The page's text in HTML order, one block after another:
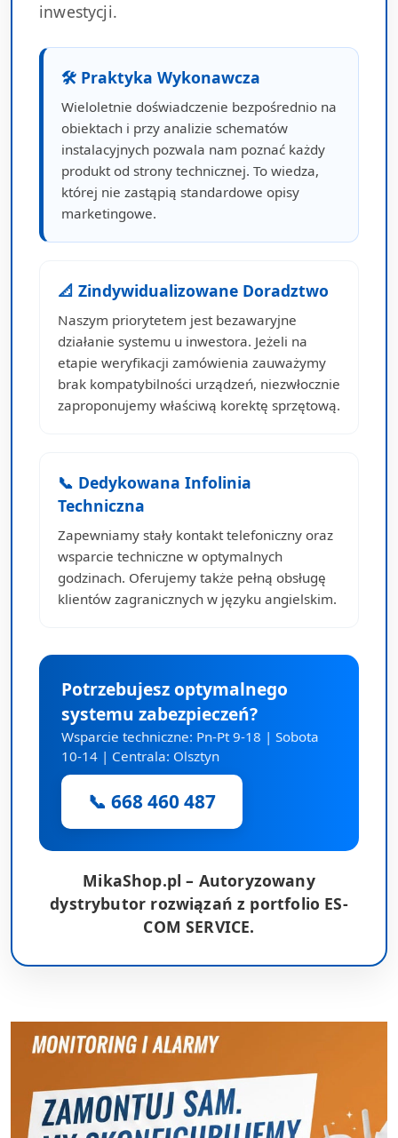
inwestycji.
🛠 Praktyka Wykonawcza
Wieloletnie doświadczenie bezpośrednio na
obiektach i przy analizie schematów
instalacyjnych pozwala nam poznać każdy
produkt od strony technicznej. To wiedza,
której nie zastąpią standardowe opisy
marketingowe.
📐 Zindywidualizowane Doradztwo
Naszym priorytetem jest bezawaryjne
działanie systemu u inwestora. Jeżeli na
etapie weryfikacji zamówienia zauważymy
brak kompatybilności urządzeń, niezwłocznie
zaproponujemy właściwą korektę sprzętową.
📞 Dedykowana Infolinia
Techniczna
Zapewniamy stały kontakt telefoniczny oraz
wsparcie techniczne w optymalnych
godzinach. Oferujemy także pełną obsługę
klientów zagranicznych w języku angielskim.
Potrzebujesz optymalnego
systemu zabezpieczeń?
Wsparcie techniczne: Pn-Pt 9-18 | Sobota
10-14 | Centrala: Olsztyn
📞 668 460 487
MikaShop.pl – Autoryzowany
dystrybutor rozwiązań z portfolio ES-
COM SERVICE.